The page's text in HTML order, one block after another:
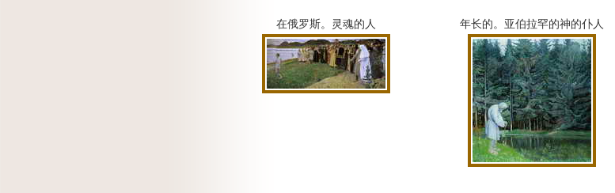
在俄罗斯。 灵魂的人 年长的。 亚伯拉罕的神的仆人